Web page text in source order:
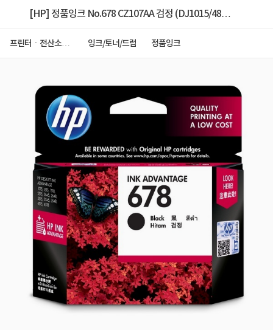
[HP] 정품잉크 No.678 CZ107AA 검정 (DJ1015/480
프린터ㆍ전산소모
잉크/토너/드럼 정품잉크